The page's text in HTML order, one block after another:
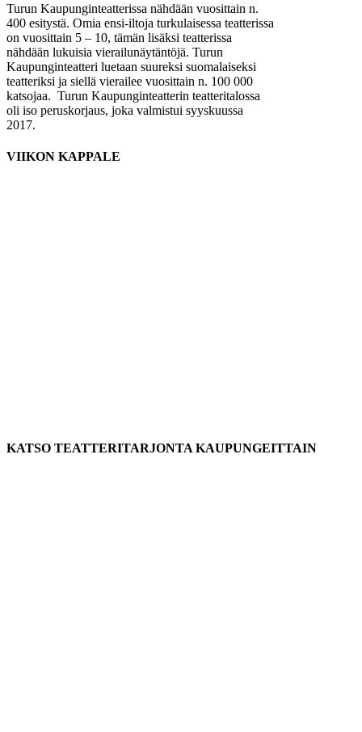
Turun Kaupunginteatterissa nähdään vuosittain n.
400 esitystä. Omia ensi-iltoja turkulaisessa teatterissa
on vuosittain 5 – 10, tämän lisäksi teatterissa
nähdään lukuisia vierailunäytäntöjä. Turun
Kaupunginteatteri luetaan suureksi suomalaiseksi
teatteriksi ja siellä vierailee vuosittain n. 100 000
katsojaa. Turun Kaupunginteatterin teatteritalossa
oli iso peruskorjaus, joka valmistui syyskuussa
2017.
VIIKON KAPPALE
KATSO TEATTERITARJONTA KAUPUNGEITTAIN